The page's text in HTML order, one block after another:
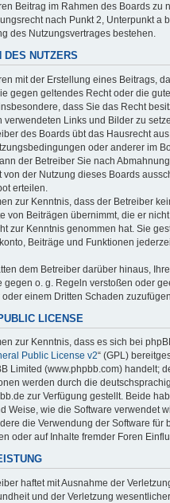
Beitrag im Rahmen des Boards zu
nach Punkt 2, Unterpunkt a
des Nutzungsvertrages bestehen.
DES NUTZERS
mit der Erstellung eines Beitrags,
gegen geltendes Recht oder die
dass Sie das Recht
verwendeten Links und Bilder zu
des Boards übt das Hausrecht
oder anderer im
der Betreiber Sie nach
von der Nutzung dieses Boards
erteilen.
zur Kenntnis, dass der Betreiber
von Beiträgen übernimmt, die er
zur Kenntnis genommen hat. Sie
Beiträge und Funktionen
dem Betreiber darüber hinaus,
gegen o. g. Regeln verstoßen oder
oder einem Dritten Schaden zuzufügen.
LICENSE
zur Kenntnis, dass es sich bei
Public License v2“ (GPL)
Limited (www.phpbb.com) handelt;
werden durch die
zur Verfügung gestellt. Beide
Weise, wie die Software verwendet
die Verwendung der Software für
oder auf Inhalte fremder Foren
haftet mit Ausnahme der
und der Verletzung